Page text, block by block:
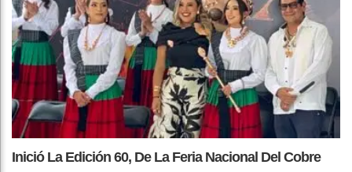
Inició La Edición 60, De La Feria Nacional Del Cobre